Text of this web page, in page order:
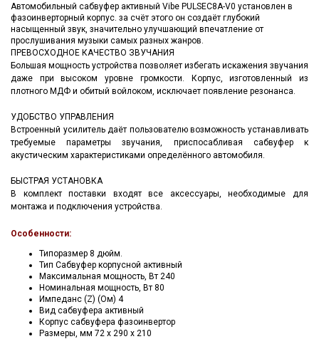
Автомобильный сабвуфер активный Vibe PULSEC8A-V0 установлен в
фазоинверторный корпус. за счёт этого он создаёт глубокий
насыщенный звук, значительно улучшающий впечатление от
прослушивания музыки самых разных жанров.
ПРЕВОСХОДНОЕ КАЧЕСТВО ЗВУЧАНИЯ
Большая мощность устройства позволяет избегать искажения звучания
даже при высоком уровне громкости. Корпус, изготовленный из
плотного МДФ и обитый войлоком, исключает появление резонанса.
УДОБСТВО УПРАВЛЕНИЯ
Встроенный усилитель даёт пользователю возможность устанавливать
требуемые параметры звучания, приспосабливая сабвуфер к
акустическим характеристиками определённого автомобиля.
БЫСТРАЯ УСТАНОВКА
В комплект поставки входят все аксессуары, необходимые для
монтажа и подключения устройства.
Особенности:
Типоразмер 8 дюйм.
Тип Сабвуфер корпусной активный
Максимальная мощность, Вт 240
Номинальная мощность, Вт 80
Импеданс (Z) (Ом) 4
Вид сабвуфера активный
Корпус сабвуфера фазоинвертор
Размеры, мм 72 x 290 x 210